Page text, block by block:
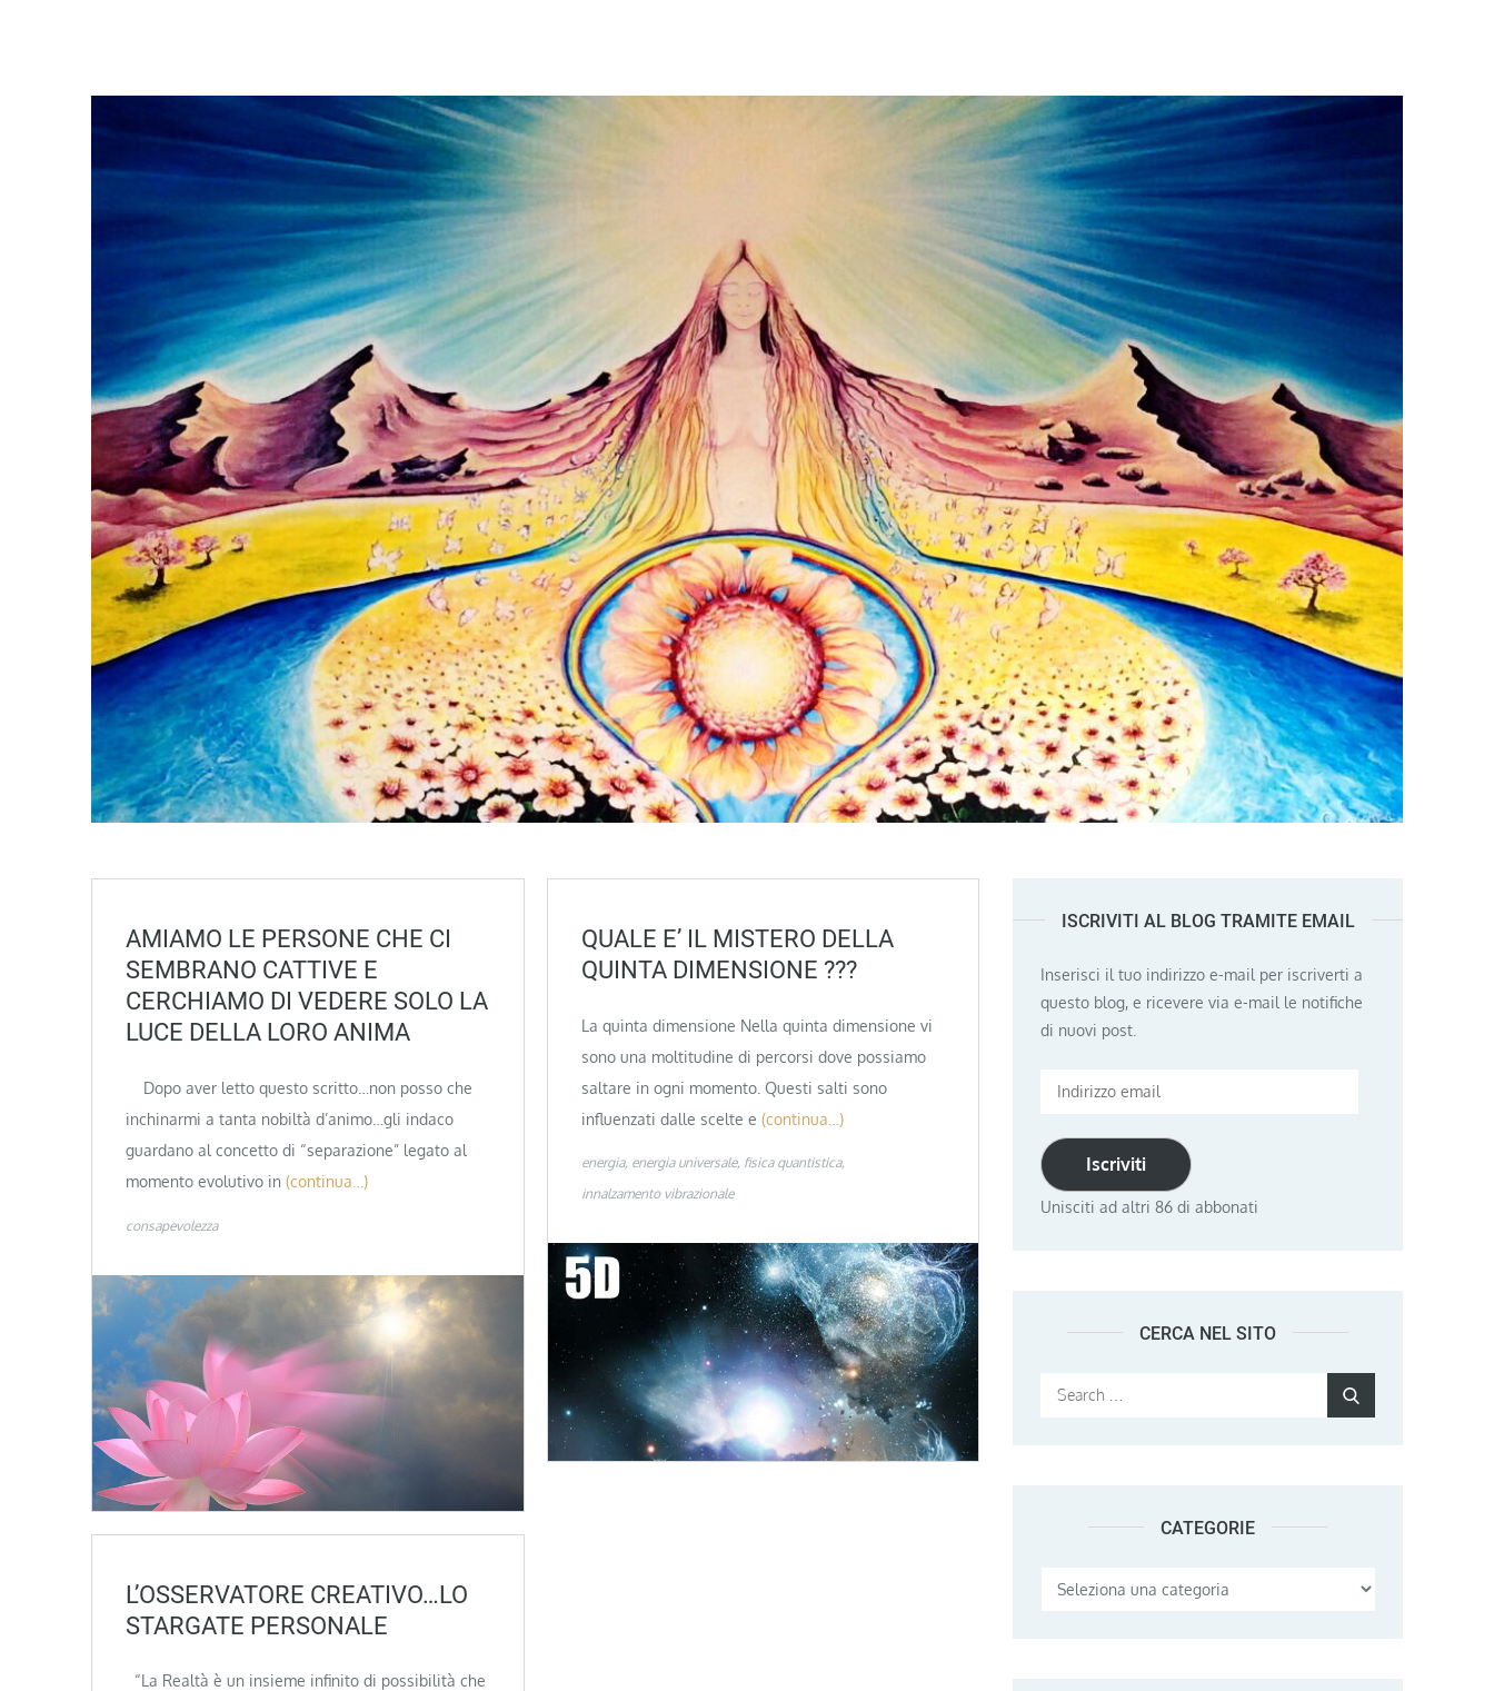
AMIAMO LE PERSONE CHE CI
SEMBRANO CATTIVE E
CERCHIAMO DI VEDERE SOLO LA
LUCE DELLA LORO ANIMA
Dopo aver letto questo scritto…non posso che
inchinarmi a tanta nobiltà d’animo…gli indaco
guardano al concetto di “separazione” legato al
momento evolutivo in (continua…)
consapevolezza
QUALE E’ IL MISTERO DELLA
QUINTA DIMENSIONE ???
La quinta dimensione Nella quinta dimensione vi
sono una moltitudine di percorsi dove possiamo
saltare in ogni momento. Questi salti sono
influenzati dalle scelte e (continua…)
energia energia universale fisica quantistica
innalzamento vibrazionale
L’OSSERVATORE CREATIVO…LO
STARGATE PERSONALE
“La Realtà è un insieme infinito di possibilità che
ISCRIVITI AL BLOG TRAMITE EMAIL
Inserisci il tuo indirizzo e-mail per iscriverti a
questo blog, e ricevere via e-mail le notifiche
di nuovi post.
Indirizzo
Iscriviti
Unisciti ad altri 86 di abbonati
CERCA NEL SITO
Search
CATEGORIE
Categorie